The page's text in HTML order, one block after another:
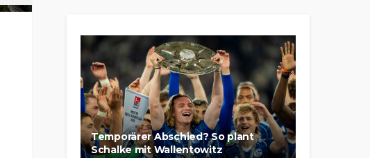
Temporärer Abschied? So plant
Schalke mit Wallentowitz